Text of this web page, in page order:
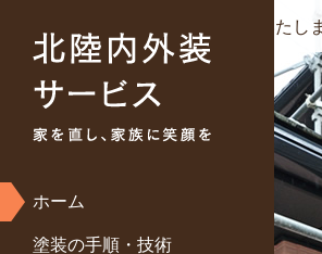
ホーム
塗装の手順・技術
。皆様に安心をお届けいたします。